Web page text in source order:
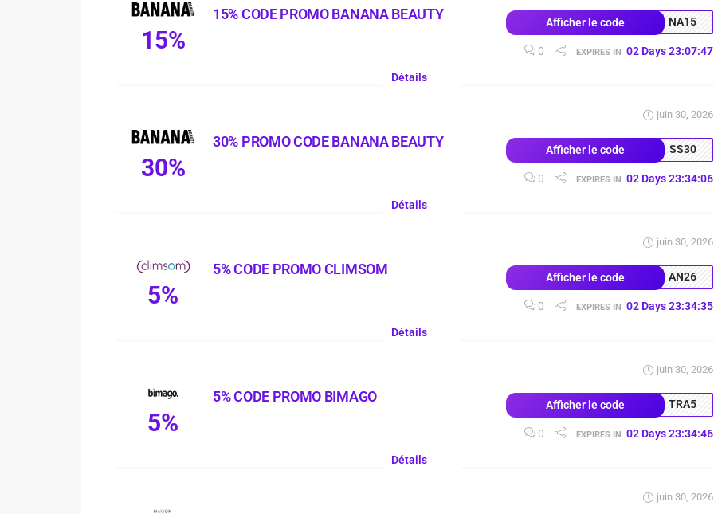
15%
15% CODE PROMO BANANA BEAUTY Afficher le code NA15
0 EXPIRES IN 02 Days 23:07:46
Détails
30%
30% PROMO CODE BANANA BEAUTY
juin 30, 2026
Afficher le code SS30
0 EXPIRES IN 02 Days 23:34:05
Détails
5%
5% CODE PROMO CLIMSOM
juin 30, 2026
Afficher le code AN26
0 EXPIRES IN 02 Days 23:34:34
Détails
5%
5% CODE PROMO BIMAGO
juin 30, 2026
Afficher le code TRA5
0 EXPIRES IN 02 Days 23:34:45
Détails
juin 30, 2026